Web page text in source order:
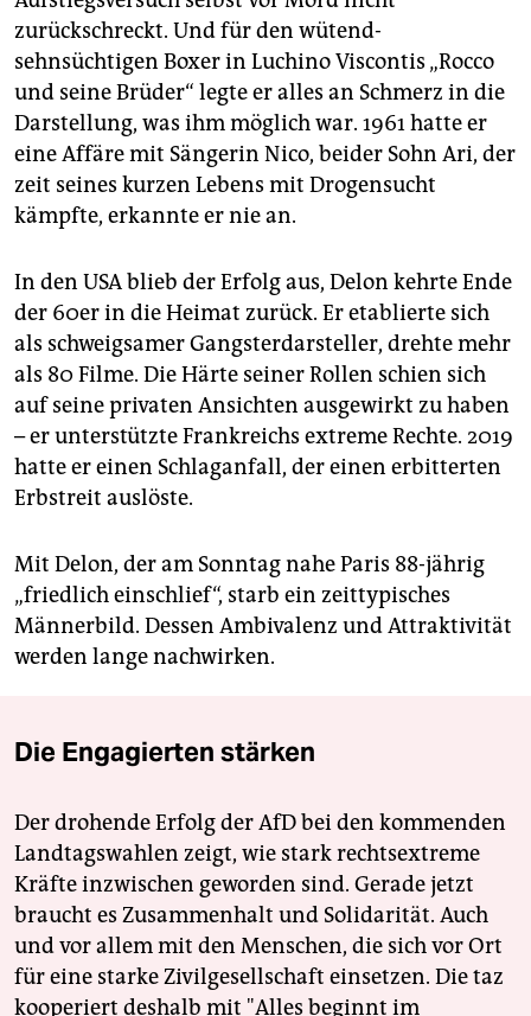
zurückschreckt. Und für den wütend-
sehnsüchtigen Boxer in Luchino Viscontis „Rocco
und seine Brüder“ legte er alles an Schmerz in die
Darstellung, was ihm möglich war. 1961 hatte er
eine Affäre mit Sängerin Nico, beider Sohn Ari, der
zeit seines kurzen Lebens mit Drogensucht
kämpfte, erkannte er nie an.
In den USA blieb der Erfolg aus, Delon kehrte Ende
der 60er in die Heimat zurück. Er eta­blierte sich
als schweigsamer Gangsterdarsteller, drehte mehr
als 80 Filme. Die Härte seiner Rollen schien sich
auf seine privaten Ansichten ausgewirkt zu haben
– er unterstützte Frankreichs extreme Rechte. 2019
hatte er einen Schlaganfall, der einen erbitterten
Erbstreit auslöste.
Mit Delon, der am Sonntag nahe Paris 88-jährig
„friedlich einschlief“, starb ein zeittypisches
Männerbild. Dessen Ambivalenz und Attraktivität
werden lange nachwirken.
Die Engagierten stärken
Der drohende Erfolg der AfD bei den kommenden
Landtagswahlen zeigt, wie stark rechtsextreme
Kräfte inzwischen geworden sind. Gerade jetzt
braucht es Zusammenhalt und Solidarität. Auch
und vor allem mit den Menschen, die sich vor Ort
für eine starke Zivilgesellschaft einsetzen. Die taz
kooperiert deshalb mit "Alles beginnt im